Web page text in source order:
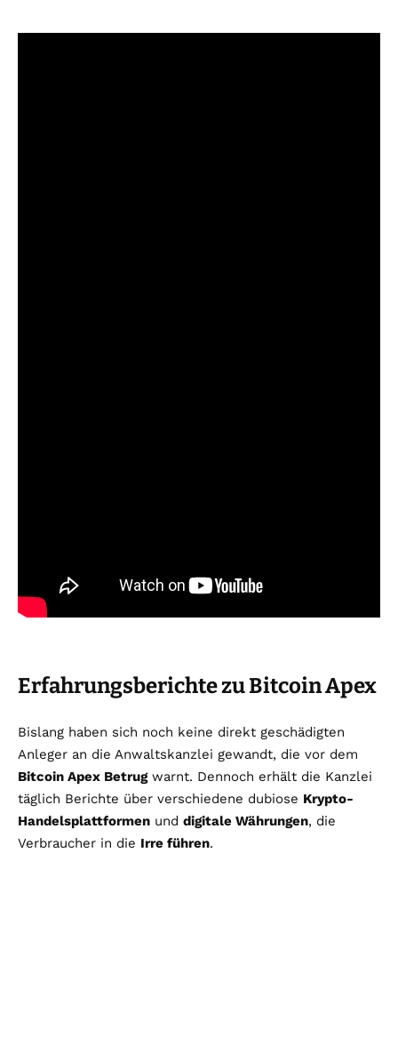
Erfahrungsberichte zu Bitcoin Apex
Bislang haben sich noch keine direkt geschädigten
Anleger an die Anwaltskanzlei gewandt, die vor dem
Bitcoin Apex Betrugwarnt. Dennoch erhält die Kanzlei
täglich Berichte über verschiedene dubiose Krypto-
Handelsplattformen und digitale Währungen, die
Verbraucher in die Irre führen.